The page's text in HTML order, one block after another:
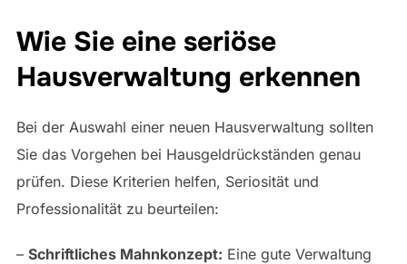
Wie Sie eine seriöse
Hausverwaltung erkennen
Bei der Auswahl einer neuen Hausverwaltung sollten
Sie das Vorgehen bei Hausgeldrückständen genau
prüfen. Diese Kriterien helfen, Seriosität und
Professionalität zu beurteilen:
– Schriftliches Mahnkonzept: Eine gute Verwaltung